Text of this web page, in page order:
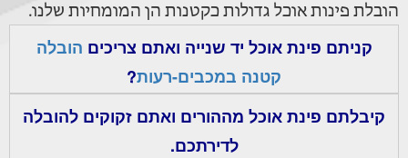
הובלת פינות אוכל גדולות כקטנות הן המומחיות שלנו.
קניתם פינת אוכל יד שנייה ואתם צריכים הובלה
קטנה במכבים-רעות?
קיבלתם פינת אוכל מההורים ואתם זקוקים להובלה
לדירתכם.